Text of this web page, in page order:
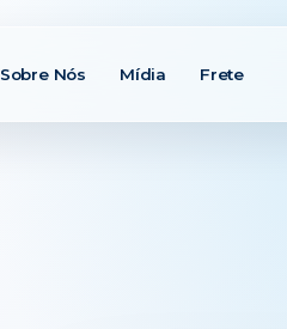
Sobre Nós Mídia Frete